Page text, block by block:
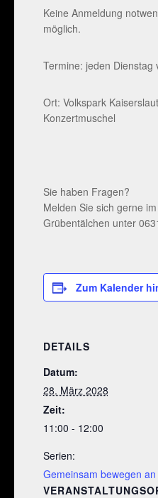
Keine Anmeldung
möglich.
Termine: jeden
Ort: Volkspark
Konzertmuschel
Sie haben Fragen?
Melden Sie sich gerne
Grübentälchen unter
Zum Kalender
DETAILS
Datum:
28. März 2028
Zeit:
11:00 - 12:00
Serien:
Gemeinsam bewegen